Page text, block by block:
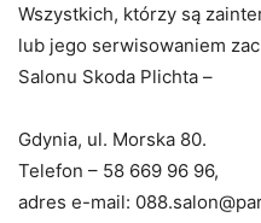
Wszystkich, którzy są
lub jego serwisowaniem
Salonu Skoda Plichta –
Gdynia, ul. Morska 80.
Telefon – 58 669 96 96,
adres e-mail: